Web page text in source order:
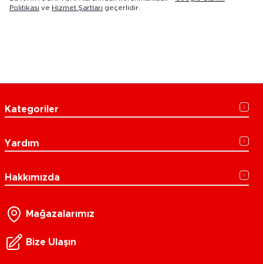
Politikası ve Hizmet Şartları geçerlidir.
Kategoriler
Yardım
Hakkımızda
Mağazalarımız
Bize Ulaşın